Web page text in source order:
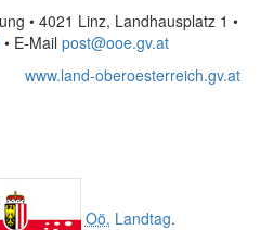
• 4021 Linz, Landhausplatz 1 •
• E-Mail post@ooe.gv.at
www.land-oberoesterreich.gv.at
Oö. Landtag.